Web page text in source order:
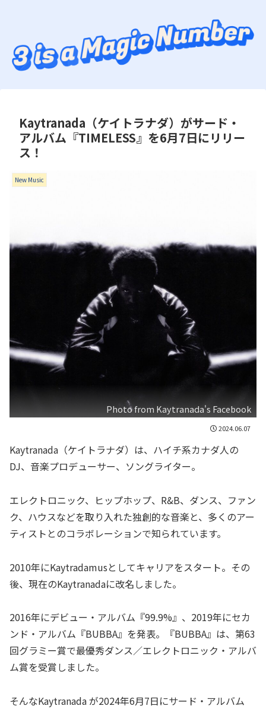
Kaytranada（ケイトラナダ）がサード・
アルバム『TIMELESS』を6月7日にリリー
ス！
New Music
Photo from Kaytranada's Facebook
2024.06.07
Kaytranada（ケイトラナダ）は、ハイチ系カナダ人の
DJ、音楽プロデューサー、ソングライター。
エレクトロニック、ヒップホップ、R&B、ダンス、ファン
ク、ハウスなどを取り入れた独創的な音楽と、多くのアー
ティストとのコラボレーションで知られています。
2010年にKaytradamusとしてキャリアをスタート。その
後、現在のKaytranadaに改名しました。
2016年にデビュー・アルバム『99.9%』、2019年にセカ
ンド・アルバム『BUBBA』を発表。『BUBBA』は、第63
回グラミー賞で最優秀ダンス／エレクトロニック・アルバ
ム賞を受賞しました。
そんなKaytranada が2024年6月7日にサード・アルバム